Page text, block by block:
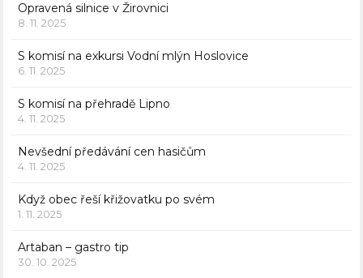
Opravená silnice v Žirovnici
8. 11. 2025
S komisí na exkursi Vodní mlýn Hoslovice
6. 11. 2025
S komisí na přehradě Lipno
4. 11. 2025
Nevšední předávání cen hasičům
4. 11. 2025
Když obec řeší křižovatku po svém
1. 11. 2025
Artaban – gastro tip
30. 10. 2025